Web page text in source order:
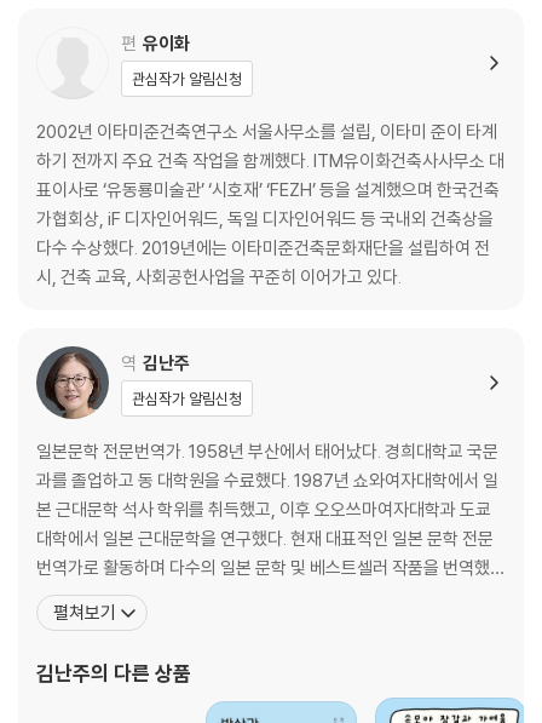
/ 인조대리석의 원점 / 각인의 건축─각인의 탑 / 바다와 바람 속에서─만
지샤 / 무구한 공간으로─석채의 교회 / 화장실 미학 / 도시의 기둥─M 빌
딩 / 꿈 이야기와 먹의 공간 / 단장─우리 집과 그 주변 / 지형을 거스르지
않고─포도호텔 / 건축가의 심안 / 바람의 노래
편 유이화
관심작가 알림신청
2002년 이타미준건축연구소 서울사무소를 설립, 이타미 준이 타계
하기 전까지 주요 건축 작업을 함께했다. ITM유이화건축사사무소 대
표이사로 ‘유동룡미술관’ ‘시호재’ ‘FEZH’ 등을 설계했으며 한국건축
가협회상, iF 디자인어워드, 독일 디자인어워드 등 국내외 건축상을
다수 수상했다. 2019년에는 이타미준건축문화재단을 설립하여 전
시, 건축 교육, 사회공헌사업을 꾸준히 이어가고 있다.
역 김난주
관심작가 알림신청
일본문학 전문번역가. 1958년 부산에서 태어났다. 경희대학교 국문
과를 졸업하고 동 대학원을 수료했다. 1987년 쇼와여자대학에서 일
본 근대문학 석사 학위를 취득했고, 이후 오오쓰마여자대학과 도쿄
대학에서 일본 근대문학을 연구했다. 현재 대표적인 일본 문학 전문
번역가로 활동하며 다수의 일본 문학 및 베스트셀러 작품을 번역했
다. 옮긴 책으로 『퍼스트 러브』, 『바다로 향하는 물고기들』, 『냉정과
열정 사이 Rosso』, 『나는 고양이로소이다』, 『여름의 재단』, 『반짝반
절임』, 『소란한 보통
펼쳐보기
김난주의 다른 상품